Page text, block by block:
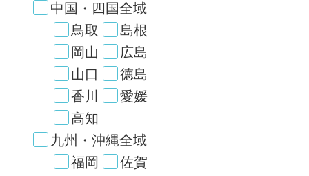
中国・四国全域
鳥取
島根
岡山
広島
山口
徳島
香川
愛媛
高知
九州・沖縄全域
福岡
佐賀